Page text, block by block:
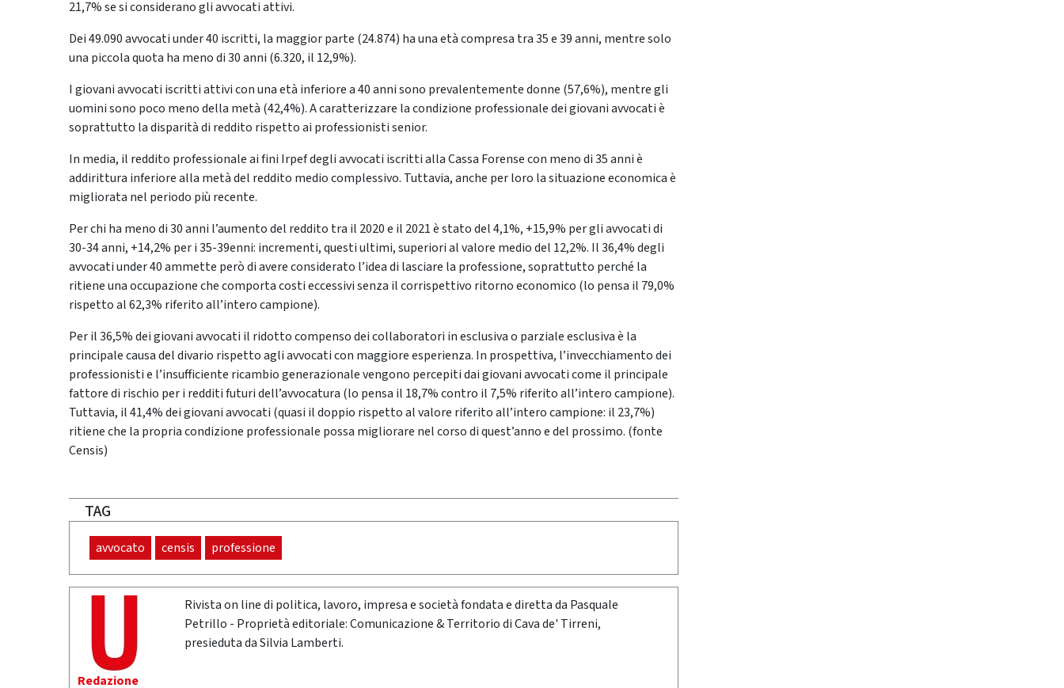
21,7% se si considerano gli avvocati attivi.
Dei 49.090 avvocati under 40 iscritti, la maggior parte (24.874) ha una età compresa tra 35 e 39 anni, mentre solo
una piccola quota ha meno di 30 anni (6.320, il 12,9%).
I giovani avvocati iscritti attivi con una età inferiore a 40 anni sono prevalentemente donne (57,6%), mentre gli
uomini sono poco meno della metà (42,4%). A caratterizzare la condizione professionale dei giovani avvocati è
soprattutto la disparità di reddito rispetto ai professionisti senior.
In media, il reddito professionale ai fini Irpef degli avvocati iscritti alla Cassa Forense con meno di 35 anni è
addirittura inferiore alla metà del reddito medio complessivo. Tuttavia, anche per loro la situazione economica è
migliorata nel periodo più recente.
Per chi ha meno di 30 anni l’aumento del reddito tra il 2020 e il 2021 è stato del 4,1%, +15,9% per gli avvocati di
30-34 anni, +14,2% per i 35-39enni: incrementi, questi ultimi, superiori al valore medio del 12,2%. Il 36,4% degli
avvocati under 40 ammette però di avere considerato l’idea di lasciare la professione, soprattutto perché la
ritiene una occupazione che comporta costi eccessivi senza il corrispettivo ritorno economico (lo pensa il 79,0%
rispetto al 62,3% riferito all’intero campione).
Per il 36,5% dei giovani avvocati il ridotto compenso dei collaboratori in esclusiva o parziale esclusiva è la
principale causa del divario rispetto agli avvocati con maggiore esperienza. In prospettiva, l’invecchiamento dei
professionisti e l’insufficiente ricambio generazionale vengono percepiti dai giovani avvocati come il principale
fattore di rischio per i redditi futuri dell’avvocatura (lo pensa il 18,7% contro il 7,5% riferito all’intero campione).
Tuttavia, il 41,4% dei giovani avvocati (quasi il doppio rispetto al valore riferito all’intero campione: il 23,7%)
ritiene che la propria condizione professionale possa migliorare nel corso di quest’anno e del prossimo. (fonte
Censis)
TAG
avvocato censis professione
Redazione
Rivista on line di politica, lavoro, impresa e società fondata e diretta da Pasquale
Petrillo - Proprietà editoriale: Comunicazione & Territorio di Cava de' Tirreni,
presieduta da Silvia Lamberti.